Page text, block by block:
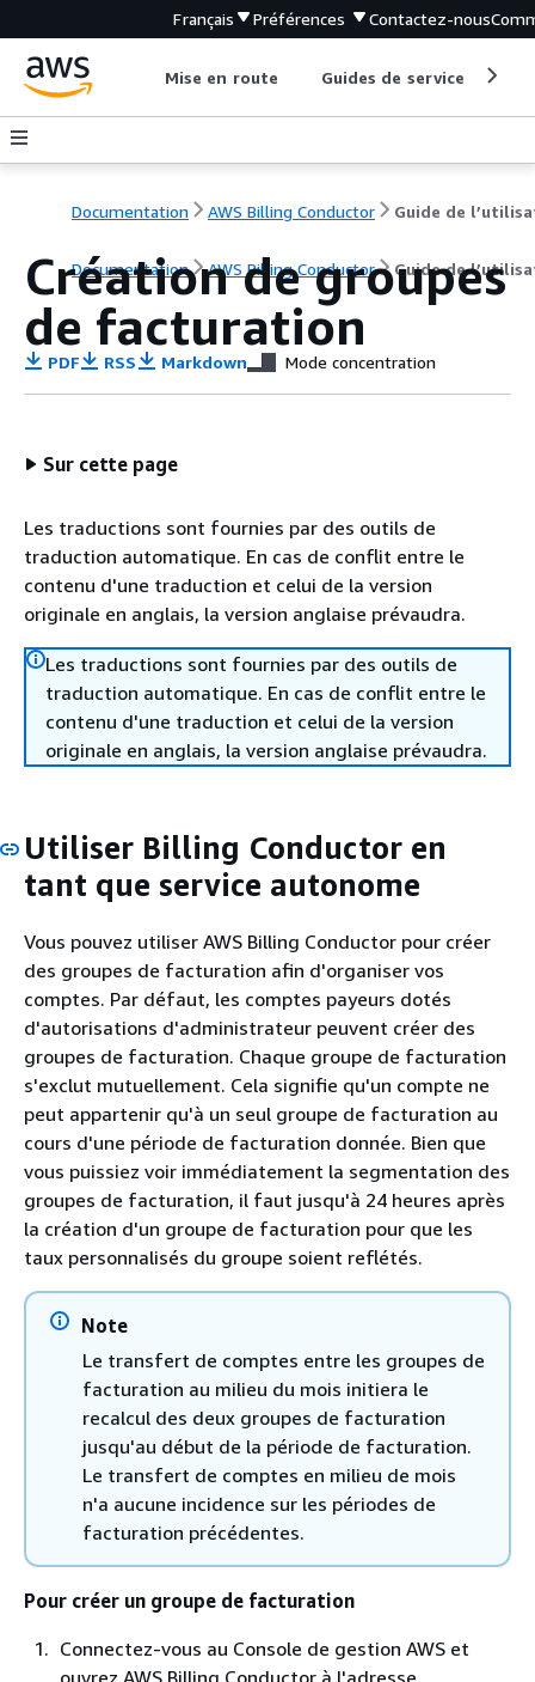
Français Préférences Contactez-nous
Mise en route Guides de service
Documentation AWS Billing Conductor
Documentation AWS Billing Conductor Guide de
Création de groupes
de facturation
PDF RSS Markdown Mode concentration
Sur cette page
Les traductions sont fournies par des outils de
traduction automatique. En cas de conflit entre le
contenu d'une traduction et celui de la version
originale en anglais, la version anglaise prévaudra.
Les traductions sont fournies par des outils de
traduction automatique. En cas de conflit entre le
contenu d'une traduction et celui de la version
originale en anglais, la version anglaise prévaudra.
Utiliser Billing Conductor en
tant que service autonome
Vous pouvez utiliser AWS Billing Conductor pour créer
des groupes de facturation afin d'organiser vos
comptes. Par défaut, les comptes payeurs dotés
d'autorisations d'administrateur peuvent créer des
groupes de facturation. Chaque groupe de facturation
s'exclut mutuellement. Cela signifie qu'un compte ne
peut appartenir qu'à un seul groupe de facturation au
cours d'une période de facturation donnée. Bien que
vous puissiez voir immédiatement la segmentation des
groupes de facturation, il faut jusqu'à 24 heures après
la création d'un groupe de facturation pour que les
taux personnalisés du groupe soient reflétés.
Note
Le transfert de comptes entre les groupes de
facturation au milieu du mois initiera le
recalcul des deux groupes de facturation
jusqu'au début de la période de facturation.
Le transfert de comptes en milieu de mois
n'a aucune incidence sur les périodes de
facturation précédentes.
Pour créer un groupe de facturation
Connectez-vous au Console de gestion AWS et
ouvrez AWS Billing Conductor à l'adresse